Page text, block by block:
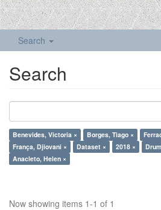
Search
Search
Benevides, Victoria × Borges, Tiago ×
França, Djiovani ×
Dataset × 2018 ×
Anacleto, Helen ×
Now showing items 1-1 of 1